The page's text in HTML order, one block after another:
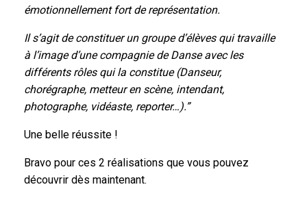
émotionnellement fort de représentation.
Il s’agit de constituer un groupe d’élèves qui travaille
à l’image d’une compagnie de Danse avec les
différents rôles qui la constitue (Danseur,
chorégraphe, metteur en scène, intendant,
photographe, vidéaste, reporter…).”
Une belle réussite !
Bravo pour ces 2 réalisations que vous pouvez
découvrir dès maintenant.